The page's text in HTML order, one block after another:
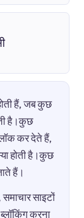
हैं, जब कुछ
है।कुछ
कर देते हैं,
होती है।कुछ
हैं।
साइटों
करना